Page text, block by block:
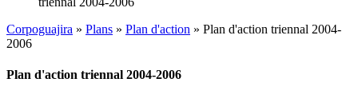
Corpoguajira » Plans » Plan d'action » Plan d'action triennal 2004-
2006
Plan d'action triennal 2004-2006